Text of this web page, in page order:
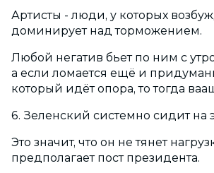
Артисты - люди, у которых
доминирует над торможением.
Любой негатив бьет по ним с
а если ломается ещё и
который идёт опора, то тогда
6. Зеленский системно сидит на
Это значит, что он не тянет
предполагает пост президента.